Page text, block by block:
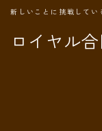
ロイヤル
新しいことに挑戦して
MENU